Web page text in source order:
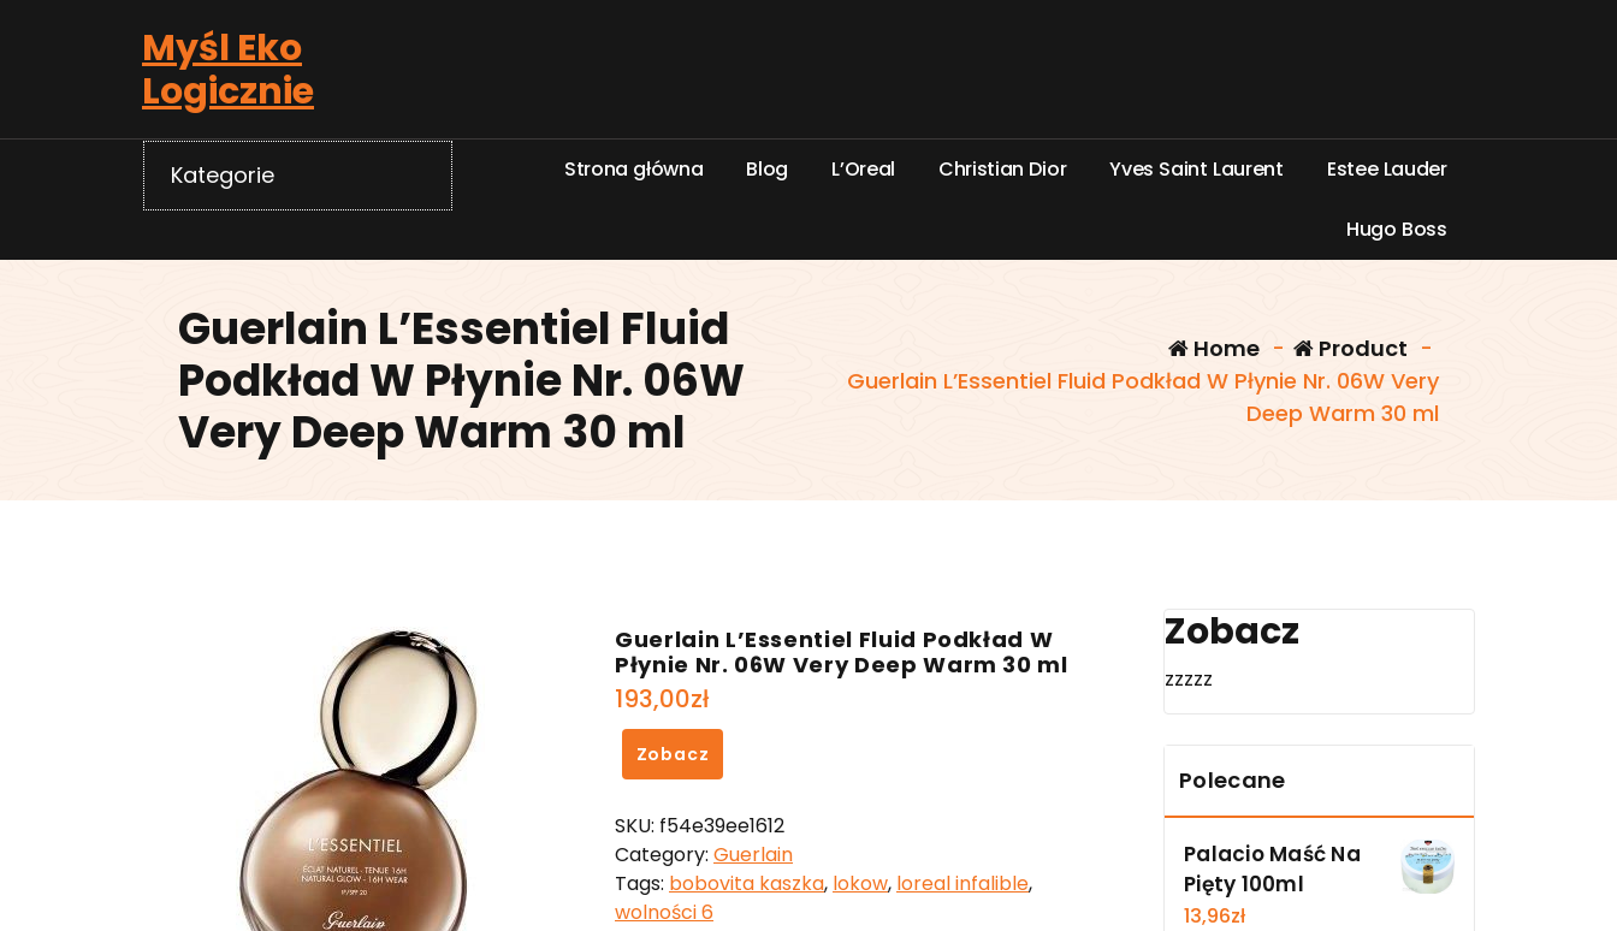
Myśl Eko
Logicznie
Kategorie Strona główna Blog L’Oreal Christian Dior Yves Saint Laurent Estee Lauder
Hugo Boss
Guerlain L’Essentiel Fluid
Podkład W Płynie Nr. 06W
Very Deep Warm 30 ml
Home - Product -
Guerlain L’Essentiel Fluid Podkład W Płynie Nr. 06W Very
Deep Warm 30 ml
Guerlain L’Essentiel Fluid Podkład W
Płynie Nr. 06W Very Deep Warm 30 ml
193,00zł
Zobacz
SKU: f54e39ee1612
Category: Guerlain
Tags: bobovita kaszka, lokow, loreal infalible,
wolności 6
Zobacz
zzzzz
Polecane
Palacio Maść Na
Pięty 100ml
13,96zł